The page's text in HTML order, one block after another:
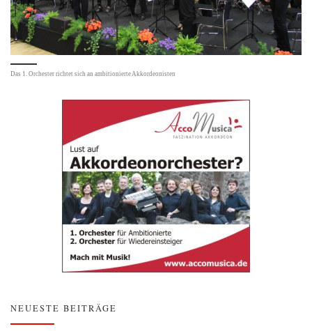
Das 1. Orchester richtet sich an ambitionierte Akkordeonisten
NEUESTE BEITRÄGE